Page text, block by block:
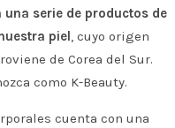
serie de productos de
piel, cuyo origen
de Corea del Sur.
como K-Beauty.
cuenta con una